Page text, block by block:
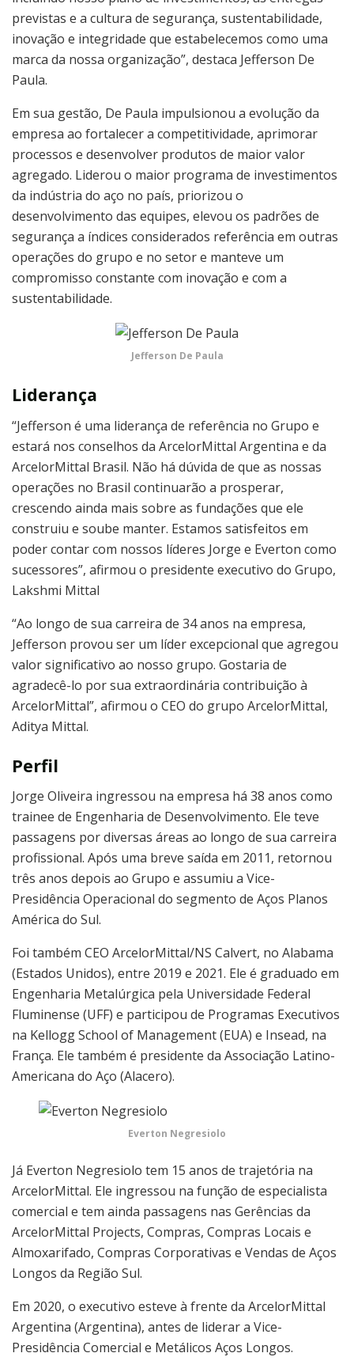
previstas e a cultura de segurança, sustentabilidade,
inovação e integridade que estabelecemos como uma
marca da nossa organização”, destaca Jefferson De
Paula.
Em sua gestão, De Paula impulsionou a evolução da
empresa ao fortalecer a competitividade, aprimorar
processos e desenvolver produtos de maior valor
agregado. Liderou o maior programa de investimentos
da indústria do aço no país, priorizou o
desenvolvimento das equipes, elevou os padrões de
segurança a índices considerados referência em outras
operações do grupo e no setor e manteve um
compromisso constante com inovação e com a
sustentabilidade.
Jefferson De Paula
Liderança
“Jefferson é uma liderança de referência no Grupo e
estará nos conselhos da ArcelorMittal Argentina e da
ArcelorMittal Brasil. Não há dúvida de que as nossas
operações no Brasil continuarão a prosperar,
crescendo ainda mais sobre as fundações que ele
construiu e soube manter. Estamos satisfeitos em
poder contar com nossos líderes Jorge e Everton como
sucessores”, afirmou o presidente executivo do Grupo,
Lakshmi Mittal
“Ao longo de sua carreira de 34 anos na empresa,
Jefferson provou ser um líder excepcional que agregou
valor significativo ao nosso grupo. Gostaria de
agradecê-lo por sua extraordinária contribuição à
ArcelorMittal”, afirmou o CEO do grupo ArcelorMittal,
Aditya Mittal.
Perfil
Jorge Oliveira ingressou na empresa há 38 anos como
trainee de Engenharia de Desenvolvimento. Ele teve
passagens por diversas áreas ao longo de sua carreira
profissional. Após uma breve saída em 2011, retornou
três anos depois ao Grupo e assumiu a Vice-
Presidência Operacional do segmento de Aços Planos
América do Sul.
Foi também CEO ArcelorMittal/NS Calvert, no Alabama
(Estados Unidos), entre 2019 e 2021. Ele é graduado em
Engenharia Metalúrgica pela Universidade Federal
Fluminense (UFF) e participou de Programas Executivos
na Kellogg School of Management (EUA) e Insead, na
França. Ele também é presidente da Associação Latino-
Americana do Aço (Alacero).
Everton Negresiolo
Já Everton Negresiolo tem 15 anos de trajetória na
ArcelorMittal. Ele ingressou na função de especialista
comercial e tem ainda passagens nas Gerências da
ArcelorMittal Projects, Compras, Compras Locais e
Almoxarifado, Compras Corporativas e Vendas de Aços
Longos da Região Sul.
Em 2020, o executivo esteve à frente da ArcelorMittal
Argentina (Argentina), antes de liderar a Vice-
Presidência Comercial e Metálicos Aços Longos.